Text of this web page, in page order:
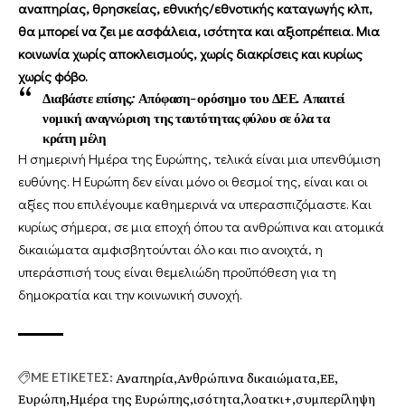
αναπηρίας, θρησκείας, εθνικής/εθνοτικής καταγωγής κλπ,
θα μπορεί να ζει με ασφάλεια, ισότητα και αξιοπρέπεια. Μια
κοινωνία χωρίς αποκλεισμούς, χωρίς διακρίσεις και κυρίως
χωρίς φόβο.
Διαβάστε επίσης: Απόφαση-ορόσημο του ΔΕΕ. Απαιτεί
νομική αναγνώριση της ταυτότητας φύλου σε όλα τα
κράτη μέλη
Η σημερινή Ημέρα της Ευρώπης, τελικά είναι μια υπενθύμιση
ευθύνης. Η Ευρώπη δεν είναι μόνο οι θεσμοί της, είναι και οι
αξίες που επιλέγουμε καθημερινά να υπερασπιζόμαστε. Και
κυρίως σήμερα, σε μια εποχή όπου τα ανθρώπινα και ατομικά
δικαιώματα αμφισβητούνται όλο και πιο ανοιχτά, η
υπεράσπισή τους είναι θεμελιώδη προϋπόθεση για τη
δημοκρατία και την κοινωνική συνοχή.
ΜΕ ΕΤΙΚΕΤΕΣ: Αναπηρία Ανθρώπινα δικαιώματα ΕΕ
Ευρώπη Ημέρα της Ευρώπης ισότητα λοατκι+ συμπερίληψη